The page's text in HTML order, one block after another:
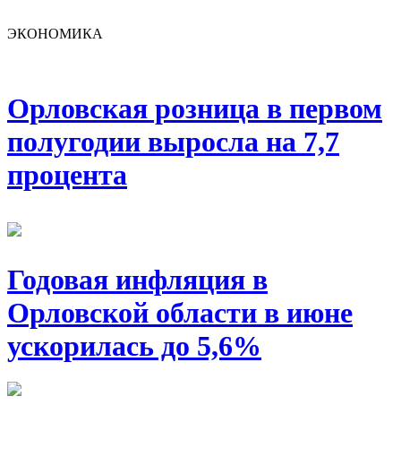
ЭКОНОМИКА
Орловская розница в первом
полугодии выросла на 7,7
процента
Годовая инфляция в
Орловской области в июне
ускорилась до 5,6%